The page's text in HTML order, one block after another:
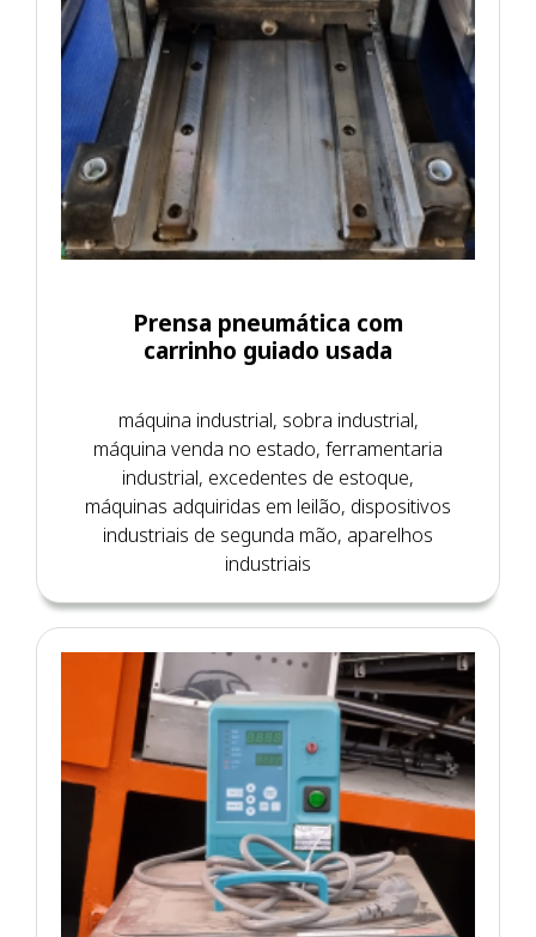
Prensa pneumática com
carrinho guiado usada
máquina industrial, sobra industrial,
máquina venda no estado, ferramentaria
industrial, excedentes de estoque,
máquinas adquiridas em leilão, dispositivos
industriais de segunda mão, aparelhos
industriais